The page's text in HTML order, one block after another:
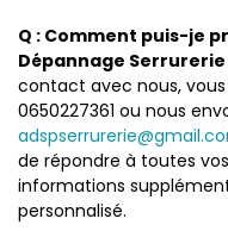
Q : Comment puis-je
Dépannage
contact avec nous,
0650227361 ou nous
de répondre à toutes
informations
personnalisé.